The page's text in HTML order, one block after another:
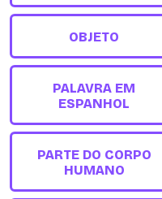
OBJETO
PALAVRA EM
ESPANHOL
PARTE DO CORPO
HUMANO